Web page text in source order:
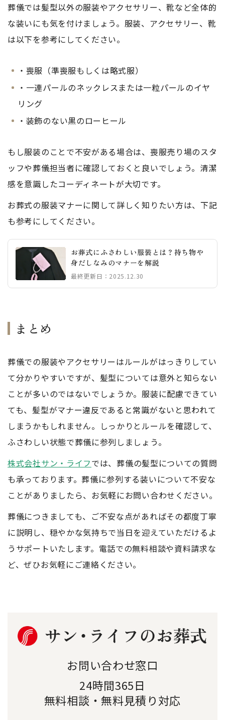
葬儀では髪型以外の服装やアクセサリー、靴など全体的
な装いにも気を付けましょう。服装、アクセサリー、靴
は以下を参考にしてください。
・喪服（準喪服もしくは略式服）
・一連パールのネックレスまたは一粒パールのイヤ
リング
・装飾のない黒のローヒール
もし服装のことで不安がある場合は、喪服売り場のスタ
ッフや葬儀担当者に確認しておくと良いでしょう。清潔
感を意識したコーディネートが大切です。
お葬式の服装マナーに関して詳しく知りたい方は、下記
も参考にしてください。
お葬式にふさわしい服装とは？持ち物や
身だしなみのマナーを解説
最終更新日：2025.12.30
まとめ
葬儀での服装やアクセサリーはルールがはっきりしてい
て分かりやすいですが、髪型については意外と知らない
ことが多いのではないでしょうか。服装に配慮できてい
ても、髪型がマナー違反であると常識がないと思われて
しまうかもしれません。しっかりとルールを確認して、
ふさわしい状態で葬儀に参列しましょう。
株式会社サン・ライフでは、葬儀の髪型についての質問
も承っております。葬儀に参列する装いについて不安な
ことがありましたら、お気軽にお問い合わせください。
葬儀につきましても、ご不安な点があればその都度丁寧
に説明し、穏やかな気持ちで当日を迎えていただけるよ
うサポートいたします。電話での無料相談や資料請求な
ど、ぜひお気軽にご連絡ください。
お問い合わせ窓口
24時間365日
無料相談・無料見積り対応